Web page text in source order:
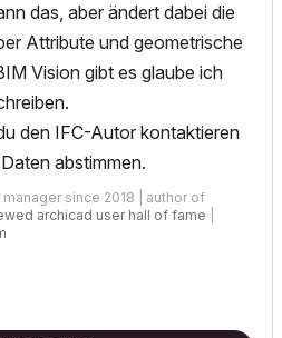
das, aber ändert dabei die
Attribute und geometrische
Vision gibt es glaube ich
den IFC-Autor kontaktieren
abstimmen.
since 2018 | author of
archicad user hall of fame